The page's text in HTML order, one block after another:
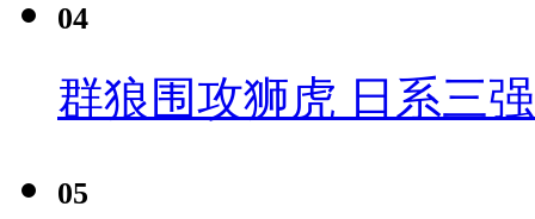
04
群狼围攻狮虎 日系三
05